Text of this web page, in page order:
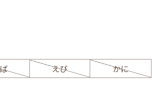
えび かに